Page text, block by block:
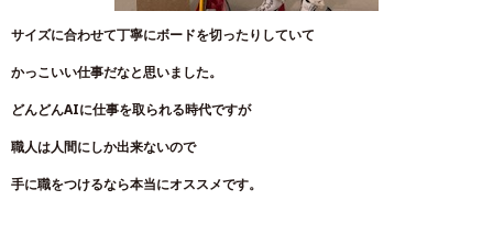
サイズに合わせて丁寧にボードを切ったりしていて
かっこいい仕事だなと思いました。
どんどんAIに仕事を取られる時代ですが
職人は人間にしか出来ないので
手に職をつけるなら本当にオススメです。